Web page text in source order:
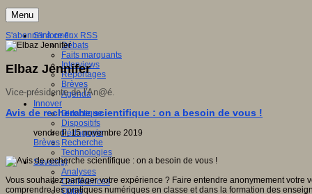
Menu
S'informer
Débats
Faits marquants
Interviews
Reportages
Brèves
Agenda
Innover
Didactique
Dispositifs
Pédagogie
Recherche
Technologies
Savoir(s)
Analyses
Conférences
Outils
S'abonner à ce flux RSS
Elbaz Jennifer
Vice-présidente de l'An@é.
Avis de recherche scientifique : on a besoin de vous !
vendredi, 15 novembre 2019
Brèves
Vous souhaitez partager votre expérience ? Faire entendre anonymement votre
comprendre les pratiques numériques en classe et dans la formation des